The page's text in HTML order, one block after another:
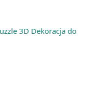
3D Dekoracja do